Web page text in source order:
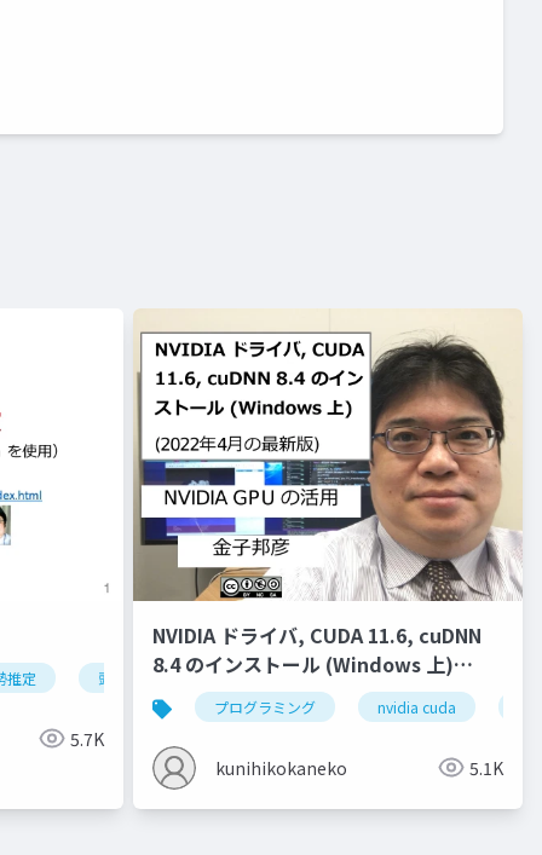
ジオメトリ 流入口 ベイク
推定 頭部の姿勢推定 オブジェクトの姿勢推定
5.7K
NVIDIA ドライバ, CUDA 11.6, cuDNN
8.4 のインストール (Windows 上)
(2022年4月の最新版)
プログラミング nvidia cuda
kunihikokaneko 5.1K